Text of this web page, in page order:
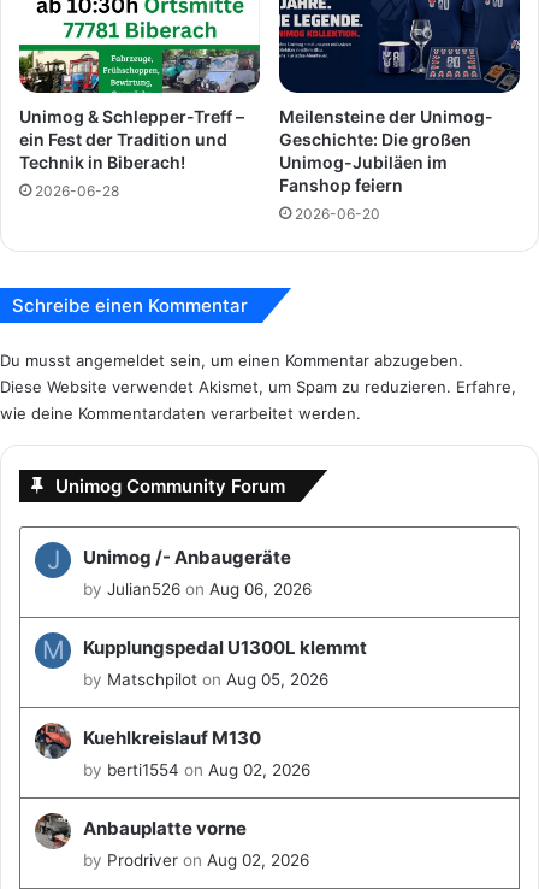
r
-
e
n
1
5
Unimog & Schlepper-Treff –
ein Fest der Tradition und
Technik in Biberach!
2026-06-28
Meilensteine der Unimog-
Geschichte: Die großen
Unimog-Jubiläen im
Fanshop feiern
2026-06-20
Schreibe einen Kommentar
Du musst angemeldet sein, um einen Kommentar abzugeben.
Diese Website verwendet Akismet, um Spam zu reduzieren. Erfahre,
wie deine Kommentardaten verarbeitet werden.
Unimog Community Forum
J Unimog /- Anbaugeräte
by Julian526 on Aug 06, 2026
M Kupplungspedal U1300L klemmt
by Matschpilot on Aug 05, 2026
Kuehlkreislauf M130
by berti1554 on Aug 02, 2026
Anbauplatte vorne
by Prodriver on Aug 02, 2026